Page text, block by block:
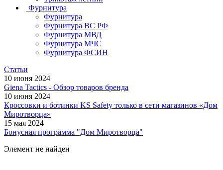
Фурнитура
Фурнитура
Фурнитура ВС РФ
Фурнитура МВД
Фурнитура МЧС
Фурнитура ФСИН
Статьи
10 июня 2024
Giena Tactics - Обзор товаров бренда
10 июня 2024
Кроссовки и ботинки KS Safety только в сети магазинов «Дом
Миротворца»
15 мая 2024
Бонусная программа "Дом Миротворца"
Элемент не найден